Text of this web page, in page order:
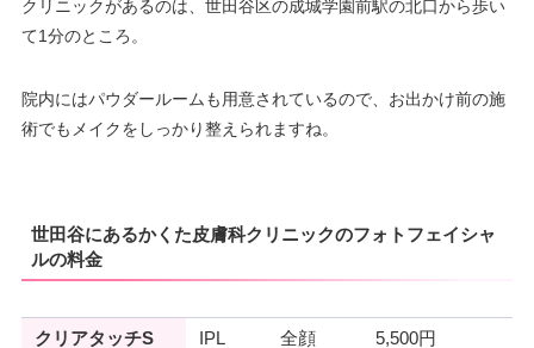
クリニックがあるのは、世田谷区の成城学園前駅の北口から歩い
て1分のところ。
院内にはパウダールームも用意されているので、お出かけ前の施
術でもメイクをしっかり整えられますね。
世田谷にあるかくた皮膚科クリニックのフォトフェイシャ
ルの料金
クリアタッチS IPL 全顔 5,500円